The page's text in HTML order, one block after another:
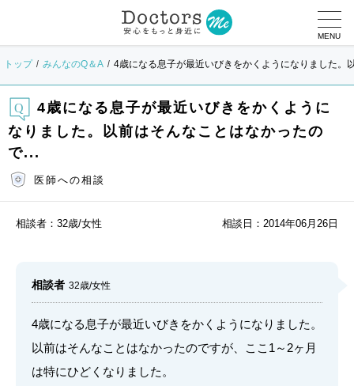
MENU
トップ みんなのQ＆A 4歳になる息子が最近いびきをかくようになりました。
4歳になる息子が最近いびきをかくように
なりました。以前はそんなことはなかったの
で...
医師への相談
相談者： 32歳/女性 相談日： 2014年06月26日
相談者 32歳/女性
4歳になる息子が最近いびきをかくようになりました。
以前はそんなことはなかったのですが、ここ1～2ヶ月
は特にひどくなりました。